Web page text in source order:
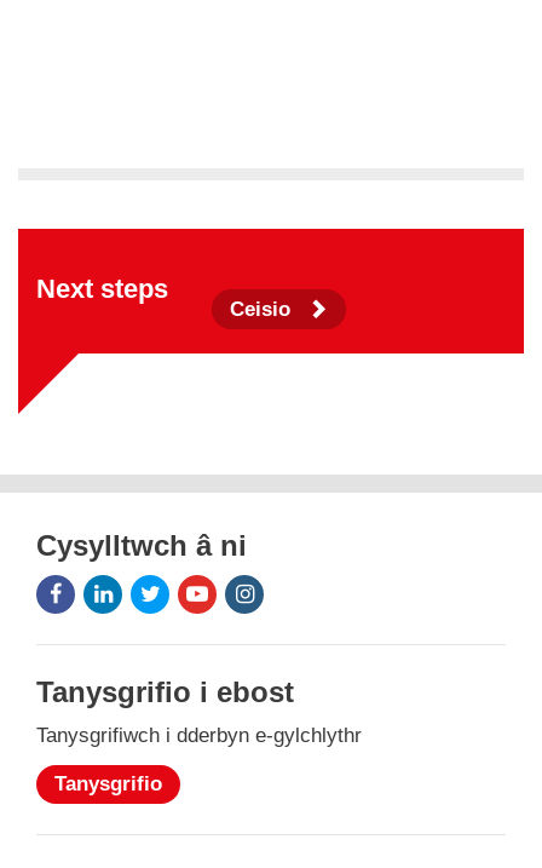
Next steps
Ceisio
Cysylltwch â ni
Facebook
Icon
LinkedIn
Icon
Twitter
Icon
Youtube
Icon
Instagram
Icon
Tanysgrifio i ebost
Tanysgrifiwch i dderbyn e-gylchlythr
Tanysgrifio